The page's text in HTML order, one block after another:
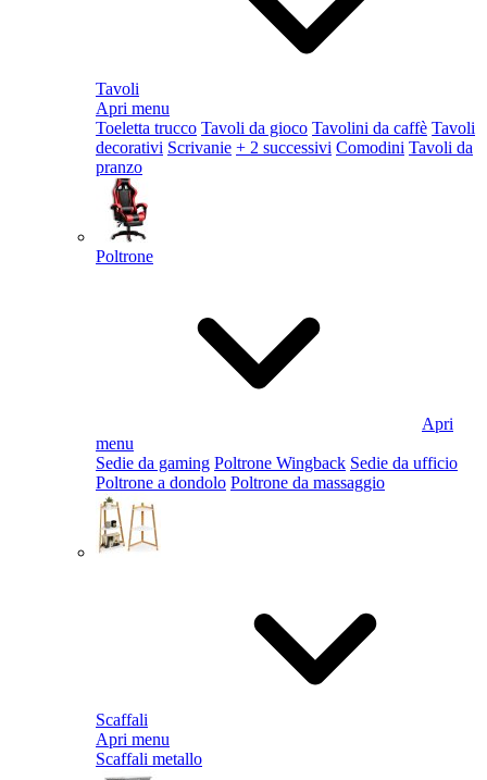
Tavoli
Apri menu
Toeletta trucco Tavoli da gioco Tavolini da caffè Tavoli
decorativi Scrivanie + 2 successivi Comodini Tavoli da
pranzo
Poltrone
Apri
menu
Sedie da gaming Poltrone Wingback Sedie da ufficio
Poltrone a dondolo Poltrone da massaggio
Scaffali
Apri menu
Scaffali metallo